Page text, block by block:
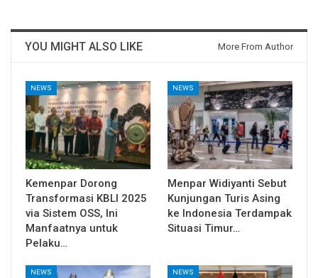
YOU MIGHT ALSO LIKE More From Author
NEWS
Kemenpar Dorong
Transformasi KBLI 2025
via Sistem OSS, Ini
Manfaatnya untuk
Pelaku…
NEWS
Menpar Widiyanti Sebut
Kunjungan Turis Asing
ke Indonesia Terdampak
Situasi Timur…
NEWS NEWS